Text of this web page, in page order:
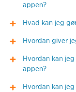
appen?
Hvad kan jeg
Hvordan giver
Hvordan kan
appen?
Hvordan kan